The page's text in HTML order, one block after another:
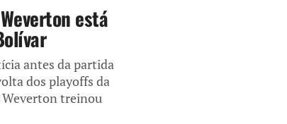
está
antes da partida
dos playoffs da
Weverton treinou